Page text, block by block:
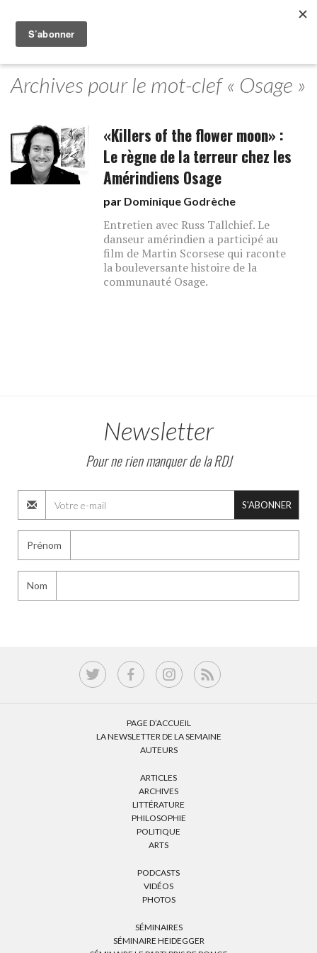
Archives pour le mot-clef « Osage »
«Killers of the flower moon» :
Le règne de la terreur chez les
Amérindiens Osage
par Dominique Godrèche
Entretien avec Russ Tallchief. Le
danseur amérindien a participé au
film de Martin Scorsese qui raconte
la bouleversante histoire de la
communauté Osage.
Newsletter
Pour ne rien manquer de la RDJ
S'ABONNER
Prénom
Nom
PAGE D’ACCUEIL
LA NEWSLETTER DE LA SEMAINE
AUTEURS
ARTICLES
ARCHIVES
LITTÉRATURE
PHILOSOPHIE
POLITIQUE
ARTS
PODCASTS
VIDÉOS
PHOTOS
SÉMINAIRES
SÉMINAIRE HEIDEGGER